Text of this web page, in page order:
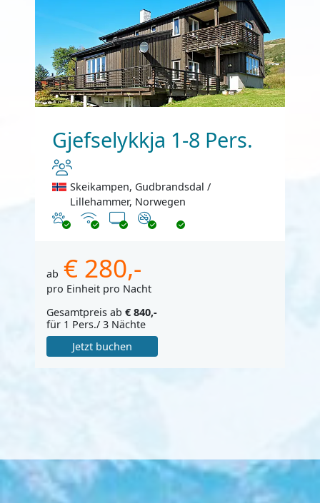
Gjefselykkja 1-8 Pers.
Skeikampen, Gudbrandsdal /
Lillehammer, Norwegen
Haustiere erlaubt
Internet
TV Nichtraucher
ab € 280,-
pro Einheit pro Nacht
Gesamtpreis ab € 840,-
für 1 Pers./ 3 Nächte
Jetzt buchen